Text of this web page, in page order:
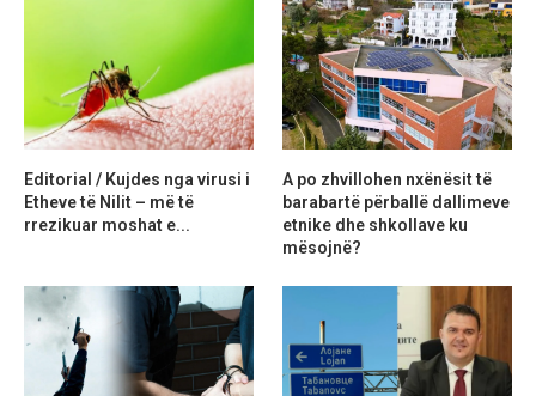
Editorial / Kujdes nga virusi i
Etheve të Nilit – më të
rrezikuar moshat e...
A po zhvillohen nxënësit të
barabartë përballë dallimeve
etnike dhe shkollave ku
mësojnë?